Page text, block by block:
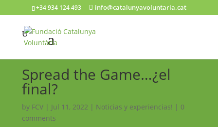
+34 934 124 493 info@catalunyavoluntaria.cat
Spread the Game…¿el
final?
by FCV| Jul 11, 2022 | Noticias y experiencias! | 0
comments